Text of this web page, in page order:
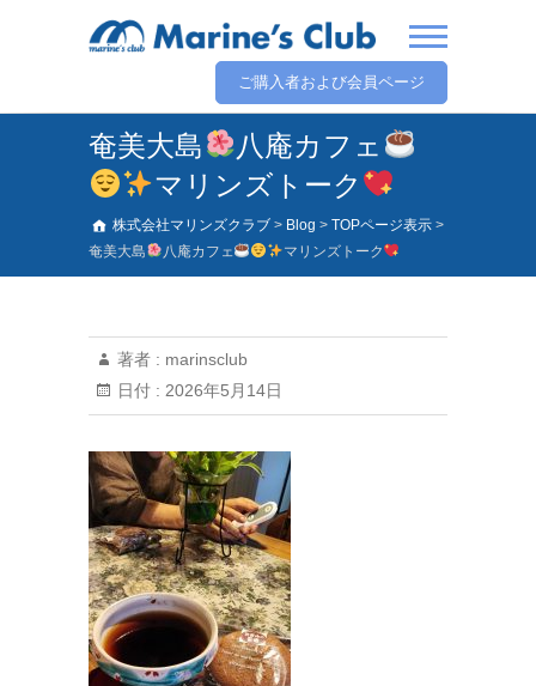
ご購入者および会員ページ
奄美大島
八庵カフェ
マリンズトーク
株式会社マリンズクラブ > Blog > TOPページ表示 >
奄美大島
八庵カフェ マリンズトーク
著者 : marinsclub
日付 : 2026年5月14日